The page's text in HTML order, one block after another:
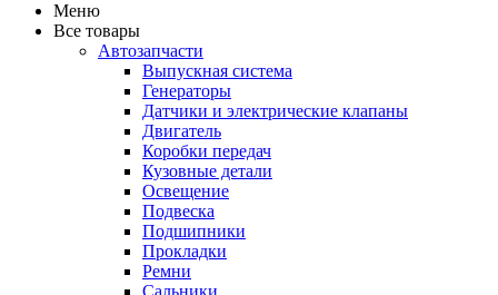
Меню
Все товары
Автозапчасти
Выпускная система
Генераторы
Датчики и электрические клапаны
Двигатель
Коробки передач
Кузовные детали
Освещение
Подвеска
Подшипники
Прокладки
Ремни
Сальники